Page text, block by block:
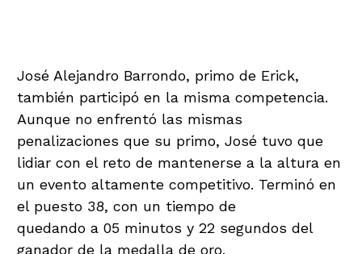
José Alejandro Barrondo, primo de Erick,
también participó en la misma competencia.
Aunque no enfrentó las mismas
penalizaciones que su primo, José tuvo que
lidiar con el reto de mantenerse a la altura en
un evento altamente competitivo. Terminó en
el puesto 38, con un tiempo de
quedando a 05 minutos y 22 segundos del
ganador de la medalla de oro.